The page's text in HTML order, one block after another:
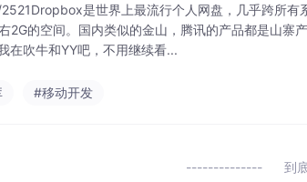
是世界上最流行个人网盘，几乎跨所
2G的空间。国内类似的金山，腾讯的产品都是山
在吹牛和YY吧，不用继续看...
#移动开发
到